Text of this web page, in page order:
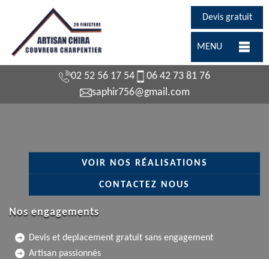
Devis gratuit
MENU
02 52 56 17 54
06 42 73 81 76
saphir756@gmail.com
VOIR NOS RÉALISATIONS
CONTACTEZ NOUS
Nos engagements
Devis et deplacement gratuit sans engagement
Artisan passionnés